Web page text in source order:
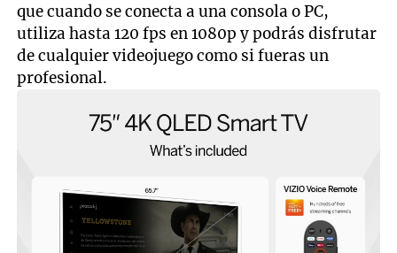
que cuando se conecta a una consola o PC,
utiliza hasta 120 fps en 1080p y podrás disfrutar
de cualquier videojuego como si fueras un
profesional.